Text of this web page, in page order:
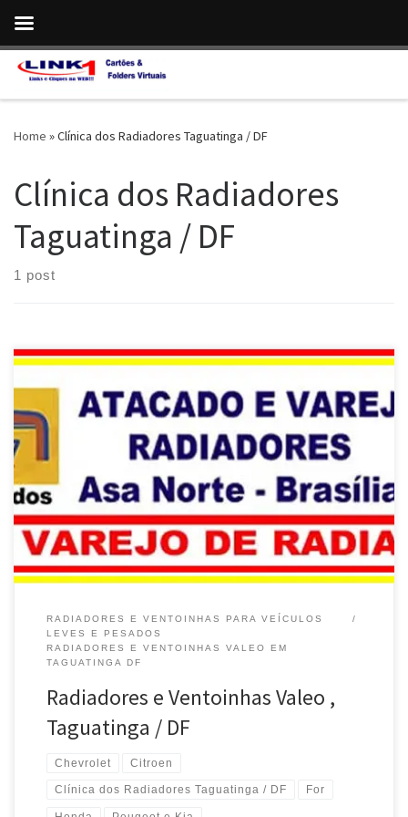
Skip to content
Home »Clínica dos Radiadores Taguatinga / DF
Clínica dos Radiadores
Taguatinga / DF
1 post
Radiadores Valeo , Conserto e Manutenção para modelos VW em
Brasília / DF Radiadores Valeo , Conserto e Manutenção para
modelos Ford em Brasília / DF Radiadores Valeo , Conserto e
Manutenção para modelos Fiat em Brasília / DF Radiadores Valeo
, Conserto e Manutenção para modelos Chevrolet em Brasília /
DF […]
RADIADORES E VENTOINHAS PARA VEÍCULOS
LEVES E PESADOS
RADIADORES E VENTOINHAS VALEO EM
TAGUATINGA DF
Radiadores e Ventoinhas Valeo ,
Taguatinga / DF
Chevrolet Citroen
Clínica dos Radiadores Taguatinga / DF For